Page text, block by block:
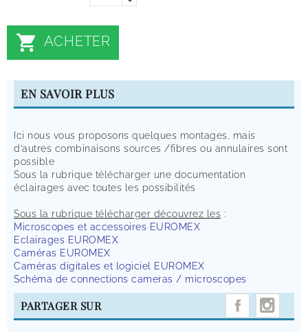
 ACHETER
EN SAVOIR PLUS
Ici nous vous proposons quelques montages, mais
d’autres combinaisons sources /fibres ou annulaires sont
possible
Sous la rubrique télécharger une documentation
éclairages avec toutes les possibilités
Sous la rubrique télécharger découvrez les :
Microscopes et accessoires EUROMEX
Eclairages EUROMEX
Caméras EUROMEX
Caméras digitales et logiciel EUROMEX
Schéma de connections cameras / microscopes
PARTAGER SUR